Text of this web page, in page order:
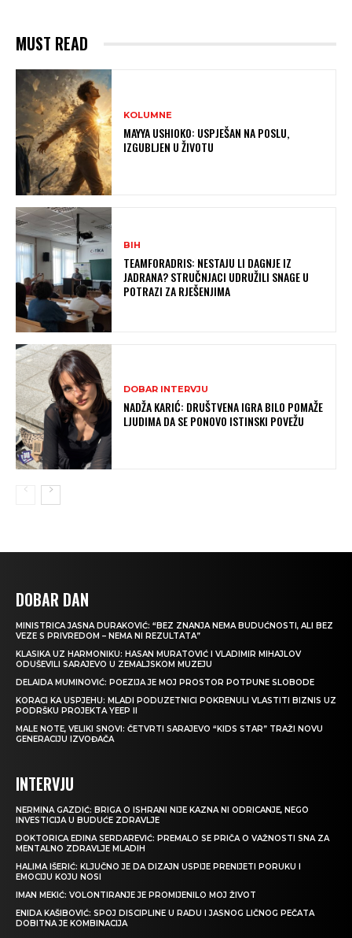
MUST READ
KOLUMNE
MAYYA USHIOKO: USPJEŠAN NA POSLU,
IZGUBLJEN U ŽIVOTU
BIH
TEAMFORADRIS: NESTAJU LI DAGNJE IZ
JADRANA? STRUČNJACI UDRUŽILI SNAGE U
POTRAZI ZA RJEŠENJIMA
DOBAR INTERVJU
NADŽA KARIĆ: DRUŠTVENA IGRA BILO POMAŽE
LJUDIMA DA SE PONOVO ISTINSKI POVEŽU
DOBAR DAN
MINISTRICA JASNA DURAKOVIĆ: “BEZ ZNANJA NEMA BUDUĆNOSTI, ALI BEZ
VEZE S PRIVREDOM – NEMA NI REZULTATA”
KLASIKA UZ HARMONIKU: HASAN MURATOVIĆ I VLADIMIR MIHAJLOV
ODUŠEVILI SARAJEVO U ZEMALJSKOM MUZEJU
DELAIDA MUMINOVIĆ: POEZIJA JE MOJ PROSTOR POTPUNE SLOBODE
KORACI KA USPJEHU: MLADI PODUZETNICI POKRENULI VLASTITI BIZNIS UZ
PODRŠKU PROJEKTA YEEP II
MALE NOTE, VELIKI SNOVI: ČETVRTI SARAJEVO “KIDS STAR” TRAŽI NOVU
GENERACIJU IZVOĐAČA
INTERVJU
NERMINA GAZDIĆ: BRIGA O ISHRANI NIJE KAZNA NI ODRICANJE, NEGO
INVESTICIJA U BUDUĆE ZDRAVLJE
DOKTORICA EDINA SERDAREVIĆ: PREMALO SE PRIČA O VAŽNOSTI SNA ZA
MENTALNO ZDRAVLJE MLADIH
HALIMA IŠERIĆ: KLJUČNO JE DA DIZAJN USPIJE PRENIJETI PORUKU I
EMOCIJU KOJU NOSI
IMAN MEKIĆ: VOLONTIRANJE JE PROMIJENILO MOJ ŽIVOT
ENIDA KAŠIBOVIĆ: SPOJ DISCIPLINE U RADU I JASNOG LIČNOG PEČATA
DOBITNA JE KOMBINACIJA